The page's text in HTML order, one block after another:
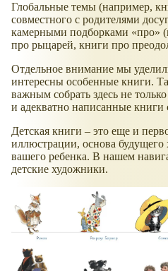
Глобальные темы (например,
совместного с родителями
камерными подборками «про»
про рыцарей, книги про
Отдельное внимание мы
интересны особенные книги.
важным собрать здесь не
и адекватно написанные книги
Детская книги – это еще и
иллюстрации, основа будущего
вашего ребенка. В нашем
детские художники.